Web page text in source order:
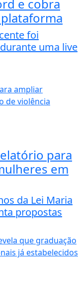
e cobra
foi
uma live
para
em
da Lei Maria
propostas